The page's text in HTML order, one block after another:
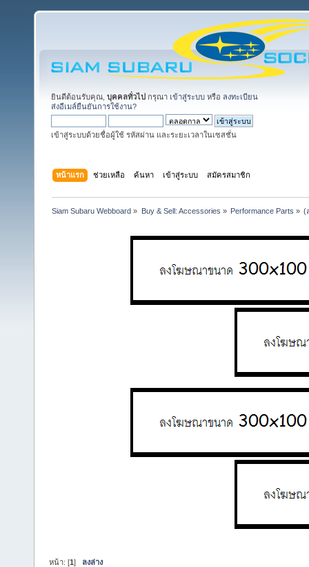
ยินดีต้อนรับคุณ, บุคคลทั่วไป กรุณา เข้าสู่ระบบ หรือ ลงทะเบียน
ส่งอีเมล์ยืนยันการใช้งาน?
เข้าสู่ระบบด้วยชื่อผู้ใช้ รหัสผ่าน และระยะเวลาในเซสชั่น
หน้าแรก ช่วยเหลือ ค้นหา เข้าสู่ระบบ สมัครสมาชิก
Siam Subaru Webboard » Buy & Sell: Accessories » Performance Parts » (
หน้า: [1] ลงล่าง